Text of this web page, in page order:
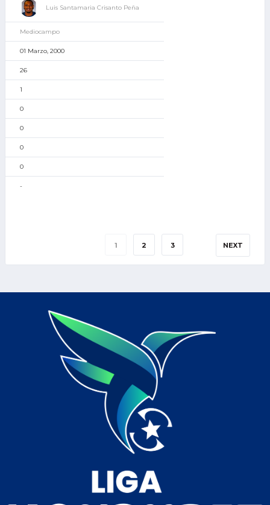
Luis Santamaria Crisanto Peña
Mediocampo
01 Marzo, 2000
26
1
0
0
0
0
-
1 2 3 NEXT